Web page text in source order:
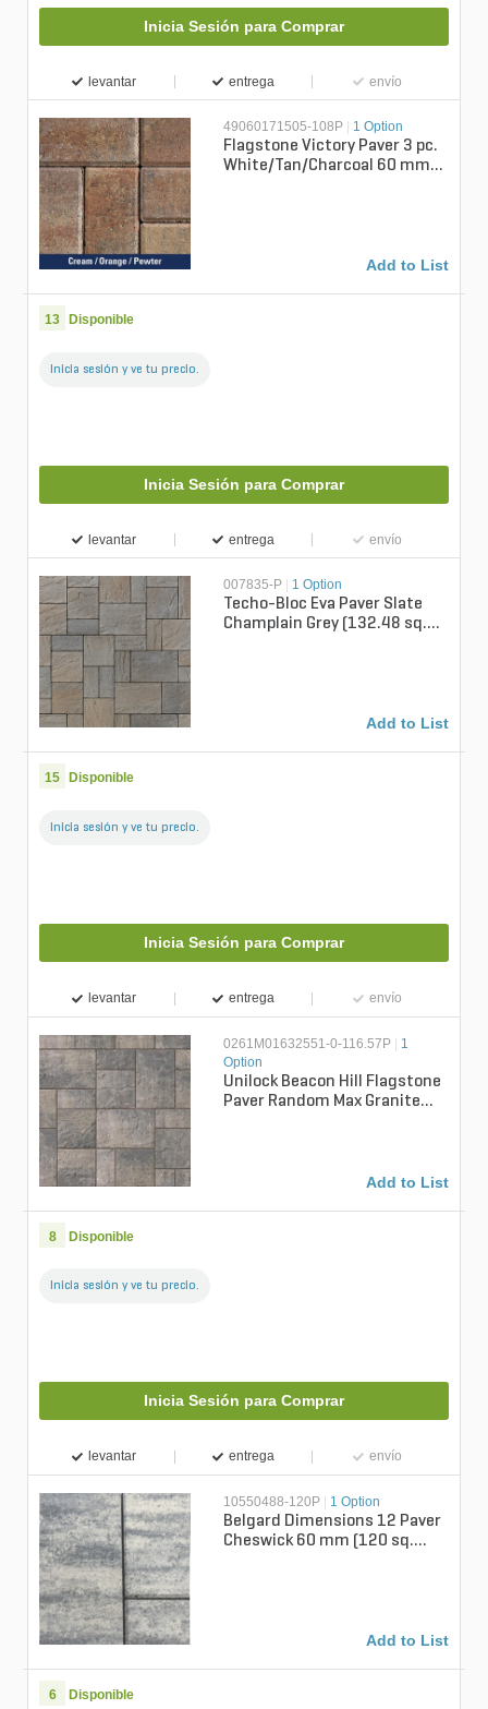
Inicia Sesión para Comprar
levantar entrega envío
49060171505-108P 1 Option
Flagstone Victory Paver 3 pc.
White/Tan/Charcoal 60 mm
Add to List
13 Disponible
Inicia sesión y ve tu precio.
Inicia Sesión para Comprar
levantar entrega envío
007835-P 1 Option
Techo-Bloc Eva Paver Slate
Champlain Grey (132.48 sq.
Add to List
15 Disponible
Inicia sesión y ve tu precio.
Inicia Sesión para Comprar
levantar entrega envío
0261M01632551-0-116.57P | 1
Option
Unilock Beacon Hill Flagstone
Paver Random Max Granite
Add to List
8 Disponible
Inicia sesión y ve tu precio.
Inicia Sesión para Comprar
levantar entrega envío
10550488-120P | 1 Option
Belgard Dimensions 12 Paver
Cheswick 60 mm (120 sq.
Add to List
6 Disponible